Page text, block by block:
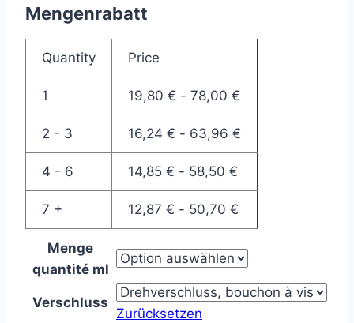
78,00 €
Mengenrabatt
Quantity Price
1 19,80 € - 78,00 €
2 - 3 16,24 € - 63,96 €
4 - 6 14,85 € - 58,50 €
7 + 12,87 € - 50,70 €
Menge
quantité ml
Verschluss
Zurücksetzen